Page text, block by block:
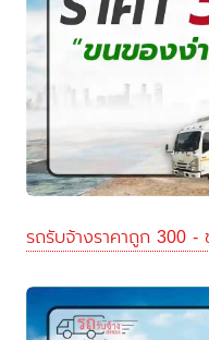
รถรับจ้างราคาถูก 300 -